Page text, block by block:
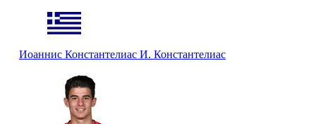
Иоаннис Константелиас И. Константелиас